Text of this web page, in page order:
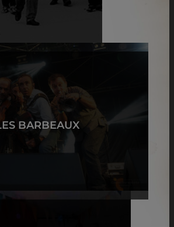
BARBEAUX